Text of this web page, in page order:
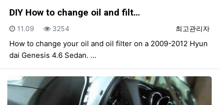
DIY How to change oil and filt…
등록자
최고관리자
등록일
11.09 조회
3254
How to change your oil and oil filter on a 2009-2012 Hyun
dai Genesis 4.6 Sedan. …